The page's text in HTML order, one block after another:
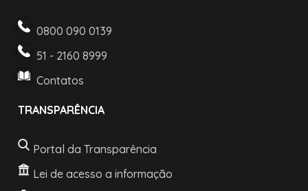
0800 090 0139
51 - 2160 8999
Contatos
TRANSPARÊNCIA
Portal da Transparência
Lei de acesso a informação